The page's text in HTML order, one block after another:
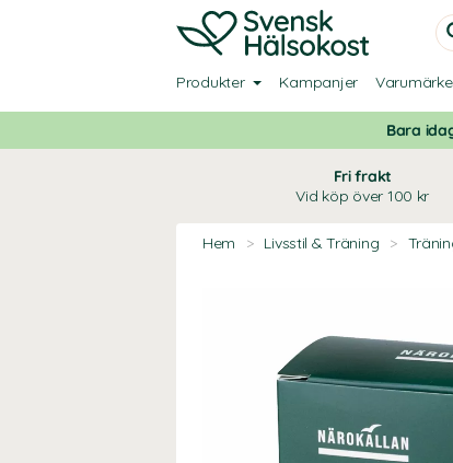
Produkter Kampanjer
Bara
Fri frakt
Vid köp över 100 kr
Hem > Livsstil & Träning >